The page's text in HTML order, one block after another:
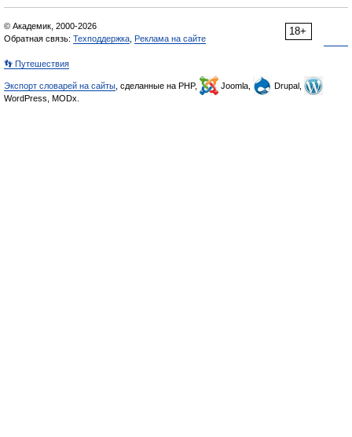
18+
© Академик, 2000-2026
Обратная связь: Техподдержка Реклама на сайте
👣 Путешествия
Экспорт словарей на сайты , сделанные на PHP, Joomla,
Drupal,
WordPress, MODx.